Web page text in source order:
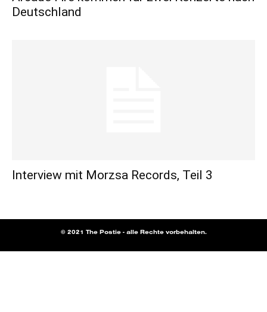
Deutschland
Interview mit Morzsa Records, Teil 3
© 2021 The Postie - alle Rechte vorbehalten.